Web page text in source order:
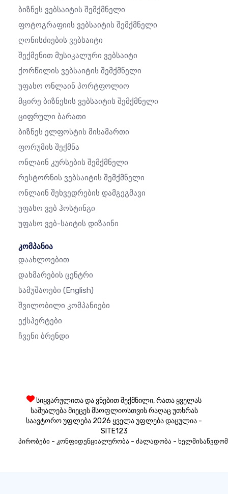
Ბიზნეს Ვებსაიტის Შემქმნელი
Ფოტოგრაფიის Ვებსაიტის Შემქმნელი
Ღონისძიების Ვებსაიტი
Შექმენით Მუსიკალური Ვებსაიტი
Ქორწილის Ვებსაიტის Შემქმნელი
Უფასო Ონლაინ Პორტფოლიო
Მცირე Ბიზნესის Ვებსაიტის Შემქმნელი
Ციფრული Ბარათი
Ბიზნეს Ელფოსტის Მისამართი
Ფორუმის Შექმნა
Ონლაინ Კურსების Შემქმნელი
Რესტორნის Ვებსაიტის Შემქმნელი
Ონლაინ Შეხვედრების Დამგეგმავი
Უფასო Ვებ Ჰოსტინგი
Უფასო Ვებ-Საიტის Დიზაინი
კომპანია
Დაახლოებით
Დახმარების Ცენტრი
Სამუშაოები (English)
Შვილობილი Კომპანიები
Ექსპერტები
Ჩვენი Ბრენდი
სიყვარულითა და ვნებით შექმნილი, რათა ყველას
საშუალება მიეცეს მსოფლიოსთვის რაღაც უთხრას
საავტორო უფლება 2026 ყველა უფლება დაცულია -
SITE123
პირობები - კონფიდენციალურობა - ძალადობა -